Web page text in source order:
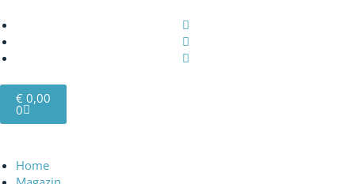
Inhalt
springen
€ 0,00
0
Warenkorb
Home